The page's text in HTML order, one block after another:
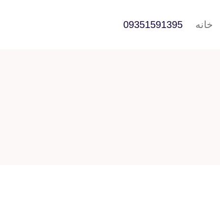
خانه 09351591395